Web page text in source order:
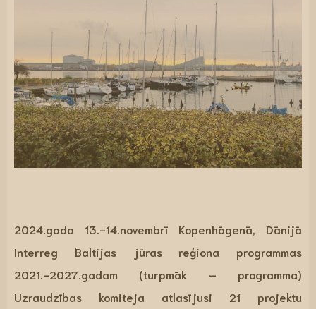
2024.gada 13.-14.novembrī Kopenhāgenā, Dānijā
Interreg Baltijas jūras reģiona programmas
2021.-2027.gadam (turpmāk – programma)
Uzraudzības komiteja atlasījusi 21 projektu